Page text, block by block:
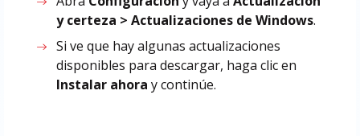
y certeza > Actualizaciones de Windows.
Si ve que hay algunas actualizaciones
disponibles para descargar, haga clic en
Instalar ahoray continúe.